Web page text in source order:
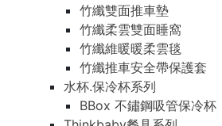
竹纖雙面推車墊
竹纖柔雲雙面睡窩
竹纖維暖暖柔雲毯
竹纖推車安全帶保護套
水杯.保冷杯系列
BBox 不鏽鋼吸管保冷杯